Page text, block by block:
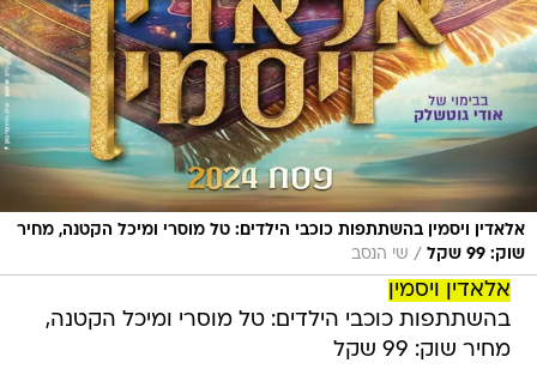
אלאדין ויסמין בהשתתפות כוכבי הילדים: טל מוסרי ומיכל הקטנה, מחיר
שוק: 99 שקל
/ שי הנסב
אלאדין ויסמין
בהשתתפות כוכבי הילדים: טל מוסרי ומיכל הקטנה,
מחיר שוק: 99 שקל